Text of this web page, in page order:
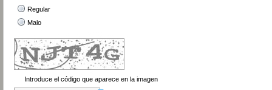
Regular
Malo
Introduce el código que aparece en la imagen